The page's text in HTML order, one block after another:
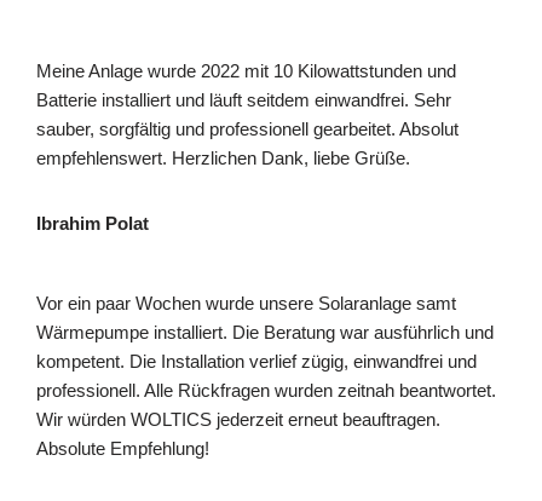
Meine Anlage wurde 2022 mit 10 Kilowattstunden und
Batterie installiert und läuft seitdem einwandfrei. Sehr
sauber, sorgfältig und professionell gearbeitet. Absolut
empfehlenswert. Herzlichen Dank, liebe Grüße.
Ibrahim Polat
Vor ein paar Wochen wurde unsere Solaranlage samt
Wärmepumpe installiert. Die Beratung war ausführlich und
kompetent. Die Installation verlief zügig, einwandfrei und
professionell. Alle Rückfragen wurden zeitnah beantwortet.
Wir würden WOLTICS jederzeit erneut beauftragen.
Absolute Empfehlung!